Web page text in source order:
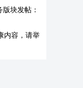
块发帖：
内容，请举